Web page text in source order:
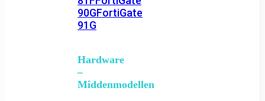
90GFortiGate
91G
Hardware
–
Middenmodellen